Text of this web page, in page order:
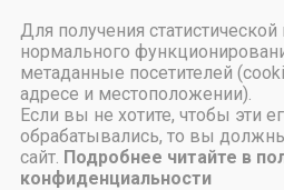
Пичаевский дом культуры
Для получения
нормального
метаданные посетителей
адресе и местоположении).
Если вы не хотите, чтобы эти
обрабатывались, то вы
сайт. Подробнее читайте в
конфиденциальности